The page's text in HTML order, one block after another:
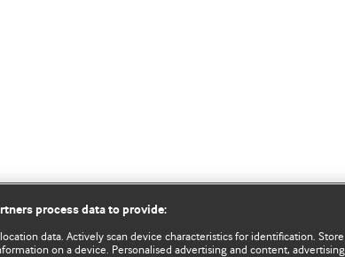
process data to provide:
data. Actively scan device characteristics for identification. Store
on a device. Personalised advertising and content, advertising